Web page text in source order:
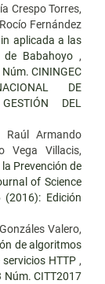
Crespo Torres,
Fernández
aplicada a las
Babahoyo ,
CININGEC
DE
DEL
Raúl Armando
Vega Villacis,
Prevención de
of Science
(2016): Edición
Valero,
de algoritmos
HTTP ,
Núm. CITT2017